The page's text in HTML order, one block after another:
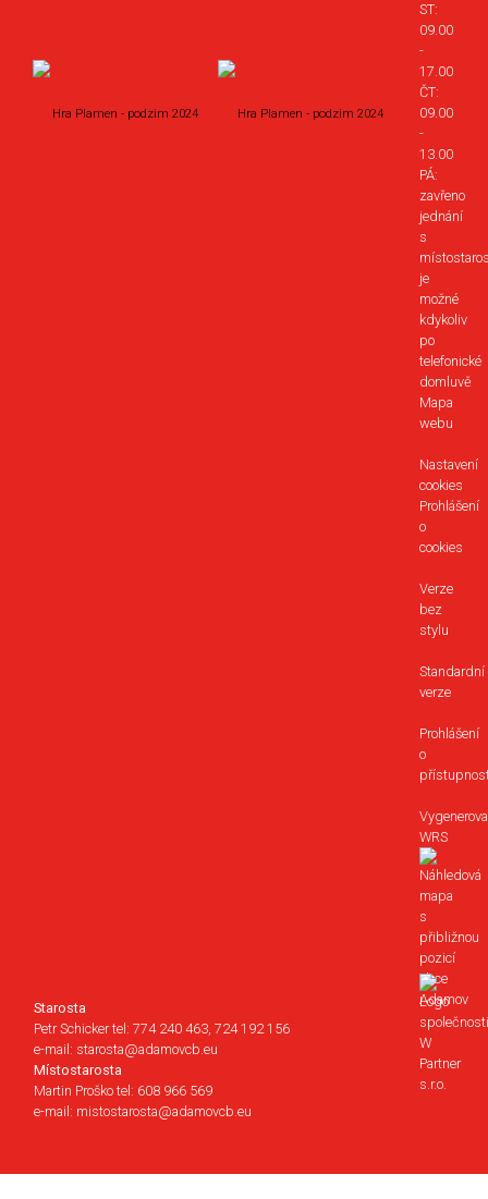
Hra Plamen - podzim 2024 Hra Plamen - podzim 2024
ST:
09.00
-
17.00
ČT:
09.00
-
13.00
PÁ:
zavřeno
jednání
s
je
možné
kdykoliv
po
telefonické
domluvě
Mapa
webu
Nastavení
cookies
Prohlášení
o
cookies
Verze
bez
stylu
Standardní
verze
Prohlášení
o
WRS
Starosta
Petr Schicker tel: 774 240 463, 724 192 156
e-mail: starosta@adamovcb.eu
Místostarosta
Martin Proško tel: 608 966 569
e-mail: mistostarosta@adamovcb.eu